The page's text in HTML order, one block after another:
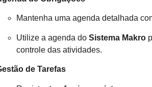
Mantenha uma agenda detalhada
Utilize a agenda do Sistema Makro
controle das atividades.
de Tarefas